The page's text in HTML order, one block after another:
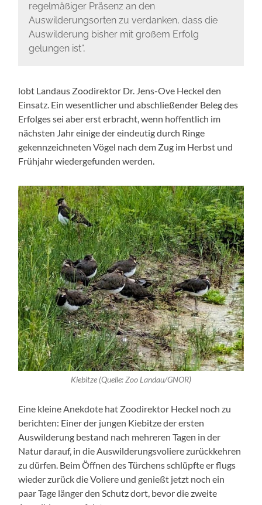
regelmäßiger Präsenz an den
Auswilderungsorten zu verdanken, dass die
Auswilderung bisher mit großem Erfolg
gelungen ist“,
lobt Landaus Zoodirektor Dr. Jens-Ove Heckel den
Einsatz. Ein wesentlicher und abschließender Beleg des
Erfolges sei aber erst erbracht, wenn hoffentlich im
nächsten Jahr einige der eindeutig durch Ringe
gekennzeichneten Vögel nach dem Zug im Herbst und
Frühjahr wiedergefunden werden.
Kiebitze (Quelle: Zoo Landau/GNOR)
Eine kleine Anekdote hat Zoodirektor Heckel noch zu
berichten: Einer der jungen Kiebitze der ersten
Auswilderung bestand nach mehreren Tagen in der
Natur darauf, in die Auswilderungsvoliere zurückkehren
zu dürfen. Beim Öffnen des Türchens schlüpfte er flugs
wieder zurück die Voliere und genießt jetzt noch ein
paar Tage länger den Schutz dort, bevor die zweite